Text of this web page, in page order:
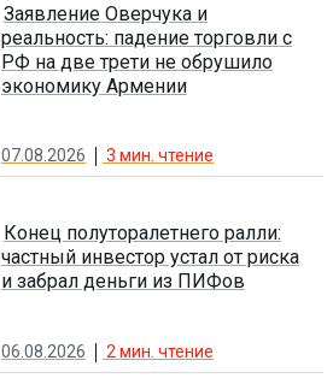
Заявление Оверчука и
реальность: падение торговли с
РФ на две трети не обрушило
экономику Армении
07.08.2026 3 мин. чтение
Конец полуторалетнего ралли:
частный инвестор устал от риска
и забрал деньги из ПИФов
06.08.2026 2 мин. чтение